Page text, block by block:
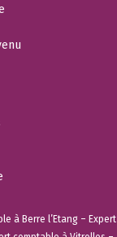
à Berre l’Etang– Expert